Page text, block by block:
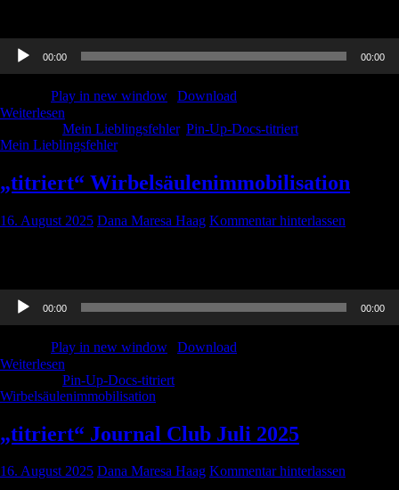
Audio-
Player
00:00 00:00
Play in new window
Download
Weiterlesen
Mein Lieblingsfehler, Pin-Up-Docs-titriert
Mein Lieblingsfehler
„titriert“ Wirbelsäulenimmobilisation
16. August 2025 Dana Maresa Haag Kommentar hinterlassen
Audio-
Player
00:00 00:00
Play in new window
Download
Weiterlesen
Pin-Up-Docs-titriert
Wirbelsäulenimmobilisation
„titriert“ Journal Club Juli 2025
16. August 2025 Dana Maresa Haag Kommentar hinterlassen